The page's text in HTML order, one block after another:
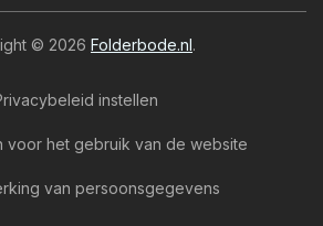
© 2026 Folderbode.nl.
instellen
voor het gebruik van de website
van persoonsgegevens